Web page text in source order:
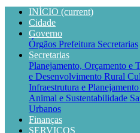
INÍCIO (current)
Cidade
Governo
Órgãos Prefeitura Secretarias
Secretarias
Planejamento, Orçamento e
e Desenvolvimento Rural
Infraestrutura e
Animal e Sustentabilidade
Urbanos
Finanças
SERVIÇOS